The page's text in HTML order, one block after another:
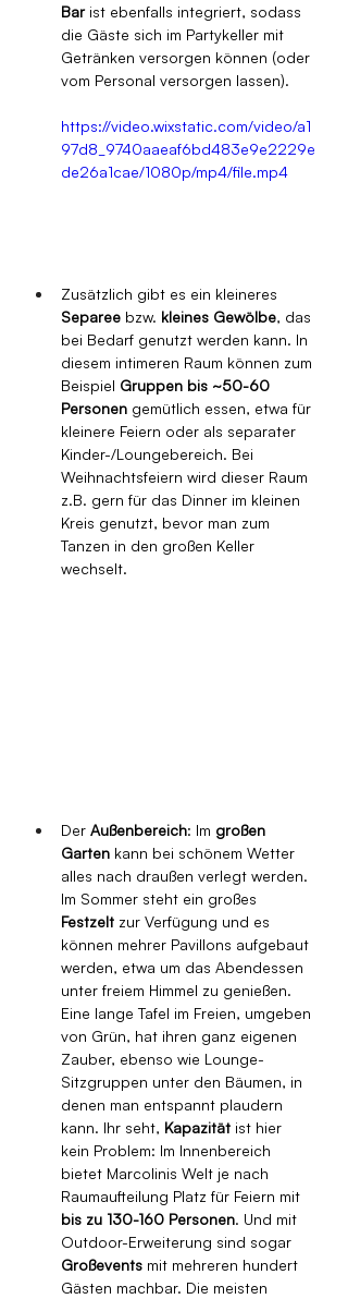
Bar ist ebenfalls integriert, sodass
die Gäste sich im Partykeller mit
Getränken versorgen können (oder
vom Personal versorgen lassen).
https://video.wixstatic.com/video/a1
97d8_9740aaeaf6bd483e9e2229e
de26a1cae/1080p/mp4/file.mp4
Zusätzlich gibt es ein kleineres
Separee bzw. kleines Gewölbe, das
bei Bedarf genutzt werden kann. In
diesem intimeren Raum können zum
Beispiel Gruppen bis ~50-60
Personen gemütlich essen, etwa für
kleinere Feiern oder als separater
Kinder-/Loungebereich. Bei
Weihnachtsfeiern wird dieser Raum
z.B. gern für das Dinner im kleinen
Kreis genutzt, bevor man zum
Tanzen in den großen Keller
wechselt.
Der Außenbereich: Im großen
Garten kann bei schönem Wetter
alles nach draußen verlegt werden.
Im Sommer steht ein großes
Festzelt zur Verfügung und es
können mehrer Pavillons aufgebaut
werden, etwa um das Abendessen
unter freiem Himmel zu genießen.
Eine lange Tafel im Freien, umgeben
von Grün, hat ihren ganz eigenen
Zauber, ebenso wie Lounge-
Sitzgruppen unter den Bäumen, in
denen man entspannt plaudern
kann. Ihr seht, Kapazität ist hier
kein Problem: Im Innenbereich
bietet Marcolinis Welt je nach
Raumaufteilung Platz für Feiern mit
bis zu 130-160 Personen. Und mit
Outdoor-Erweiterung sind sogar
Großevents mit mehreren hundert
Gästen machbar. Die meisten